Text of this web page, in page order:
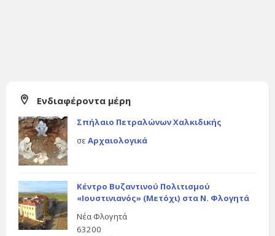
Ενδιαφέροντα μέρη
Σπήλαιο Πετραλώνων Χαλκιδικής
σε Αρχαιολογικά
Κέντρο Βυζαντινού Πολιτισμού
«Ιουστινιανός» (Μετόχι) στα Ν. Φλογητά
Νέα Φλογητά
63200